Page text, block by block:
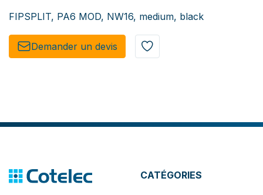
FIPSPLIT, PA6 MOD, NW16, medium, black
Demander un de​​vis​​
CATÉGORIES